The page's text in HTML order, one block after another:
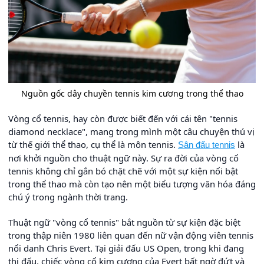
Nguồn gốc dây chuyền tennis kim cương trong thể thao
Vòng cổ tennis, hay còn được biết đến với cái tên "tennis
diamond necklace", mang trong mình một câu chuyện thú vị
từ thế giới thể thao, cụ thể là môn tennis. Sân đấu tennis là
nơi khởi nguồn cho thuật ngữ này. Sự ra đời của vòng cổ
tennis không chỉ gắn bó chặt chẽ với một sự kiện nổi bật
trong thể thao mà còn tạo nên một biểu tượng văn hóa đáng
chú ý trong ngành thời trang.
Thuật ngữ "vòng cổ tennis" bắt nguồn từ sự kiện đặc biệt
trong thập niên 1980 liên quan đến nữ vận động viên tennis
nổi danh Chris Evert. Tại giải đấu US Open, trong khi đang
thi đấu, chiếc vòng cổ kim cương của Evert bất ngờ đứt và